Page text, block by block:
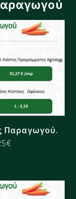
Παραγωγού​​.